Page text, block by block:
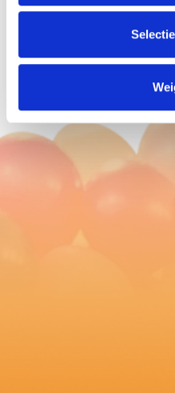
Betaalbare ballonnen
vinden in ballonnen